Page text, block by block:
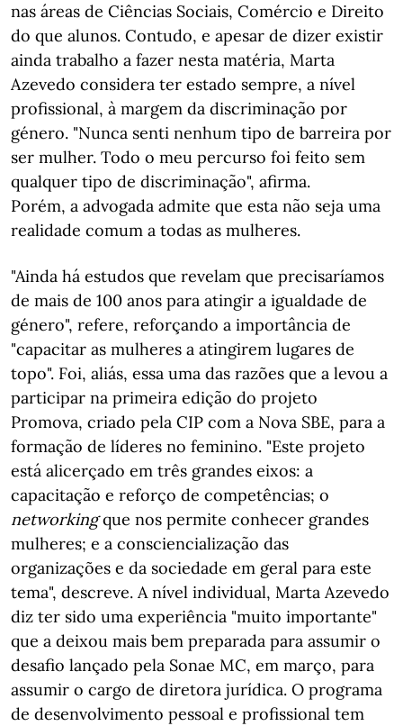
nas áreas de Ciências Sociais, Comércio e Direito
do que alunos. Contudo, e apesar de dizer existir
ainda trabalho a fazer nesta matéria, Marta
Azevedo considera ter estado sempre, a nível
profissional, à margem da discriminação por
género. "Nunca senti nenhum tipo de barreira por
ser mulher. Todo o meu percurso foi feito sem
qualquer tipo de discriminação", afirma.
Porém, a advogada admite que esta não seja uma
realidade comum a todas as mulheres.
"Ainda há estudos que revelam que precisaríamos
de mais de 100 anos para atingir a igualdade de
género", refere, reforçando a importância de
"capacitar as mulheres a atingirem lugares de
topo". Foi, aliás, essa uma das razões que a levou a
participar na primeira edição do projeto
Promova, criado pela CIP com a Nova SBE, para a
formação de líderes no feminino. "Este projeto
está alicerçado em três grandes eixos: a
capacitação e reforço de competências; o
networkingque nos permite conhecer grandes
mulheres; e a consciencialização das
organizações e da sociedade em geral para este
tema", descreve. A nível individual, Marta Azevedo
diz ter sido uma experiência "muito importante"
que a deixou mais bem preparada para assumir o
desafio lançado pela Sonae MC, em março, para
assumir o cargo de diretora jurídica. O programa
de desenvolvimento pessoal e profissional tem